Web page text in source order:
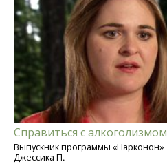
Справиться с алкоголизмом
Выпускник программы «Нарконон»
Джессика П.